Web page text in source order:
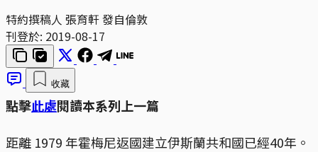
特約撰稿人 張育軒 發自倫敦
刊登於: 2019-08-17
收藏
點擊此處閱讀本系列上一篇
距離 1979 年霍梅尼返國建立伊斯蘭共和國已經40年。